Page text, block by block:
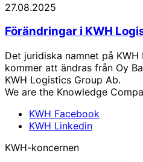
27.08.2025
Förändringar i KWH
Det juridiska namnet på
kommer att ändras från Oy
KWH Logistics Group Ab.
We are the Knowledge
KWH Facebook
KWH Linkedin
KWH-koncernen